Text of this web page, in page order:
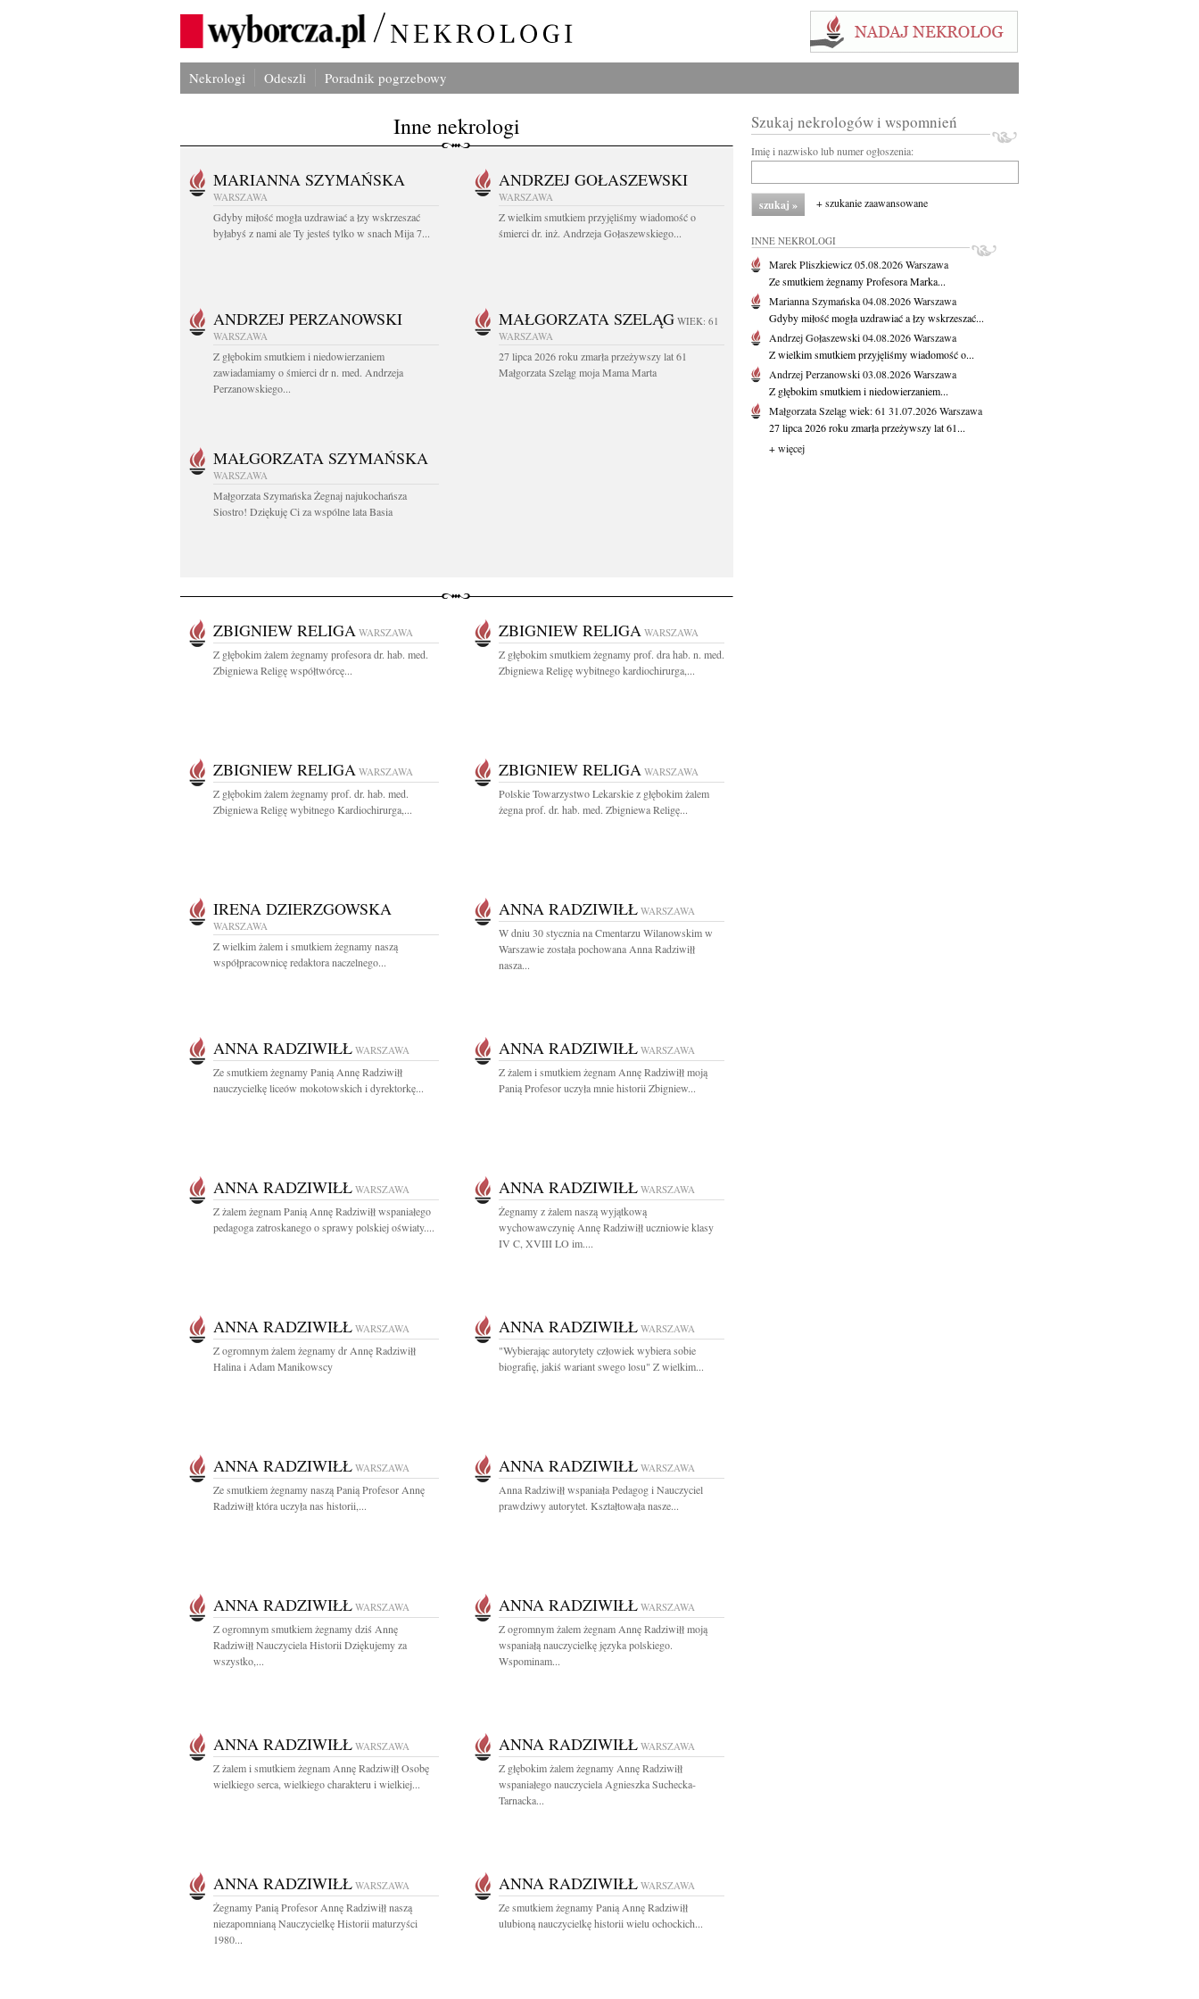
Nekrologi Odeszli Poradnik pogrzebowy
Inne nekrologi
MARIANNA SZYMAŃSKA
WARSZAWA
Gdyby miłość mogła uzdrawiać a łzy wskrzeszać
byłabyś z nami ale Ty jesteś tylko w snach Mija 7...
ANDRZEJ GOŁASZEWSKI
WARSZAWA
Z wielkim smutkiem przyjęliśmy wiadomość o
śmierci dr. inż. Andrzeja Gołaszewskiego...
ANDRZEJ PERZANOWSKI
WARSZAWA
Z głębokim smutkiem i niedowierzaniem
zawiadamiamy o śmierci dr n. med. Andrzeja
Perzanowskiego...
MAŁGORZATA SZELĄG WIEK: 61
WARSZAWA
27 lipca 2026 roku zmarła przeżywszy lat 61
Małgorzata Szeląg moja Mama Marta
MAŁGORZATA SZYMAŃSKA
WARSZAWA
Małgorzata Szymańska Żegnaj najukochańsza
Siostro! Dziękuję Ci za wspólne lata Basia
ZBIGNIEW RELIGA WARSZAWA
Z głębokim żalem żegnamy profesora dr. hab. med.
Zbigniewa Religę współtwórcę...
ZBIGNIEW RELIGA WARSZAWA
Z głębokim smutkiem żegnamy prof. dra hab. n. med.
Zbigniewa Religę wybitnego kardiochirurga,...
ZBIGNIEW RELIGA WARSZAWA
Z głębokim żalem żegnamy prof. dr. hab. med.
Zbigniewa Religę wybitnego Kardiochirurga,...
ZBIGNIEW RELIGA WARSZAWA
Polskie Towarzystwo Lekarskie z głębokim żalem
żegna prof. dr. hab. med. Zbigniewa Religę...
IRENA DZIERZGOWSKA
WARSZAWA
Z wielkim żalem i smutkiem żegnamy naszą
współpracownicę redaktora naczelnego...
ANNA RADZIWIŁŁ WARSZAWA
W dniu 30 stycznia na Cmentarzu Wilanowskim w
Warszawie została pochowana Anna Radziwiłł
nasza...
ANNA RADZIWIŁŁ WARSZAWA
Ze smutkiem żegnamy Panią Annę Radziwiłł
nauczycielkę liceów mokotowskich i dyrektorkę...
ANNA RADZIWIŁŁ WARSZAWA
Z żalem i smutkiem żegnam Annę Radziwiłł moją
Panią Profesor uczyła mnie historii Zbigniew...
ANNA RADZIWIŁŁ WARSZAWA
Z żalem żegnam Panią Annę Radziwiłł wspaniałego
pedagoga zatroskanego o sprawy polskiej oświaty....
ANNA RADZIWIŁŁ WARSZAWA
Żegnamy z żalem naszą wyjątkową
wychowawczynię Annę Radziwiłł uczniowie klasy
IV C, XVIII LO im....
ANNA RADZIWIŁŁ WARSZAWA
Z ogromnym żalem żegnamy dr Annę Radziwiłł
Halina i Adam Manikowscy
ANNA RADZIWIŁŁ WARSZAWA
"Wybierając autorytety człowiek wybiera sobie
biografię, jakiś wariant swego losu" Z wielkim...
ANNA RADZIWIŁŁ WARSZAWA
Ze smutkiem żegnamy naszą Panią Profesor Annę
Radziwiłł która uczyła nas historii,...
ANNA RADZIWIŁŁ WARSZAWA
Anna Radziwiłł wspaniała Pedagog i Nauczyciel
prawdziwy autorytet. Kształtowała nasze...
ANNA RADZIWIŁŁ WARSZAWA
Z ogromnym smutkiem żegnamy dziś Annę
Radziwiłł Nauczyciela Historii Dziękujemy za
wszystko,...
ANNA RADZIWIŁŁ WARSZAWA
Z ogromnym żalem żegnam Annę Radziwiłł moją
wspaniałą nauczycielkę języka polskiego.
Wspominam...
ANNA RADZIWIŁŁ WARSZAWA
Z żalem i smutkiem żegnam Annę Radziwiłł Osobę
wielkiego serca, wielkiego charakteru i wielkiej...
ANNA RADZIWIŁŁ WARSZAWA
Z głębokim żalem żegnamy Annę Radziwiłł
wspaniałego nauczyciela Agnieszka Suchecka-
Tarnacka...
ANNA RADZIWIŁŁ WARSZAWA
Żegnamy Panią Profesor Annę Radziwiłł naszą
niezapomnianą Nauczycielkę Historii maturzyści
1980...
ANNA RADZIWIŁŁ WARSZAWA
Ze smutkiem żegnamy Panią Annę Radziwiłł
ulubioną nauczycielkę historii wielu ochockich...
Szukaj nekrologów i wspomnień
Imię i nazwisko lub numer ogłoszenia:
+ szukanie zaawansowane
INNE NEKROLOGI
Marek Pliszkiewicz05.08.2026Warszawa
Ze smutkiem żegnamy Profesora Marka...
Marianna Szymańska04.08.2026Warszawa
Gdyby miłość mogła uzdrawiać a łzy wskrzeszać...
Andrzej Gołaszewski04.08.2026Warszawa
Z wielkim smutkiem przyjęliśmy wiadomość o...
Andrzej Perzanowski03.08.2026Warszawa
Z głębokim smutkiem i niedowierzaniem...
Małgorzata Szelągwiek: 61 31.07.2026Warszawa
27 lipca 2026 roku zmarła przeżywszy lat 61...
+ więcej